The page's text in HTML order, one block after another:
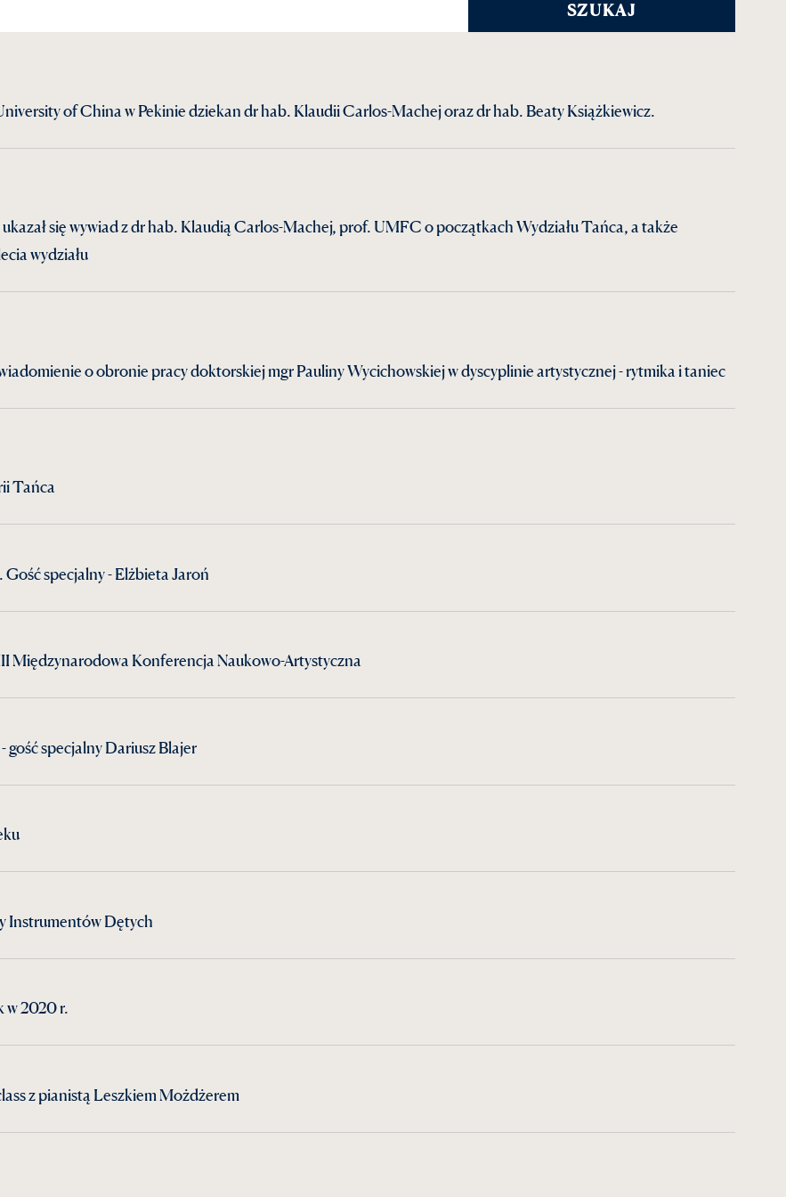
of China w Pekinie dziekan dr hab. Klaudii Carlos-Machej oraz dr hab. Beaty Książkiewicz.
się wywiad z dr hab. Klaudią Carlos-Machej, prof. UMFC o początkach Wydziału Tańca, a także
wydziału
o obronie pracy doktorskiej mgr Pauliny Wycichowskiej w dyscyplinie artystycznej - rytmika i taniec
Tańca
specjalny - Elżbieta Jaroń
Międzynarodowa Konferencja Naukowo-Artystyczna
gość specjalny Dariusz Blajer
Instrumentów Dętych
w 2020 r.
z pianistą Leszkiem Możdżerem